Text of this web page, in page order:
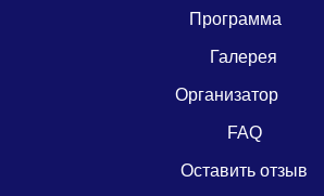
Программа
Галерея
Организатор
FAQ
Оставить отзыв